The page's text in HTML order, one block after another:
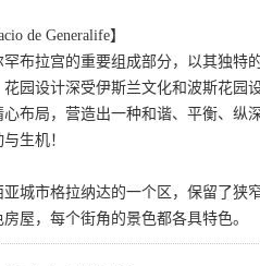
de Generalife】
布拉宫的重要组成部分，以其独
园设计深受伊斯兰文化和波斯花园
布局，营造出一种和谐、平衡、
生机！
城市格拉纳达的一个区，保留了
屋，每个街角的景色都各具特色。